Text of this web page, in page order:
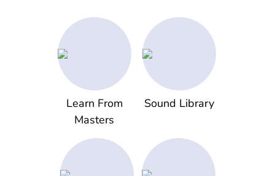
Learn From
Masters
Sound Library